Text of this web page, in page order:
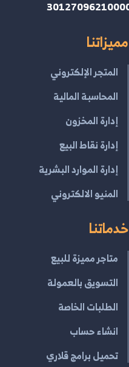
مميزاتنا
المتجر الإلكتروني
المحاسبة المالية
إدارة المخزون
إدارة نقاط البيع
إدارة الموارد البشرية
المنيو الالكتروني
خدماتنا
متاجر مميزة للبيع
التسويق بالعمولة
الطلبات الخاصة
انشاء حساب
تحميل برامج قلاري